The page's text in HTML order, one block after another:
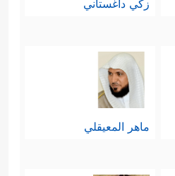
زكي داغستاني
ماهر المعيقلي